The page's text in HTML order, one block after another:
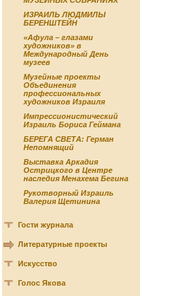
ИЗРАИЛЬ ЛЮДМИЛЫ
БЕРЕНШТЕЙН
«Афула – глазами
художников» в
Международный День
музеев
Музейные проекты
Объединения
профессиональных
художников Израиля
Импрессионистический
Израиль Бориса Геймана
БЕРЕГА СВЕТА: Герман
Непомнящий
Выставка Аркадия
Острицкого в Центре
наследия Менахема Бегина
Рукотворный Израиль
Валерия Щетинина
Гости журнала
Литературные проекты
Искусство
Голос Якова